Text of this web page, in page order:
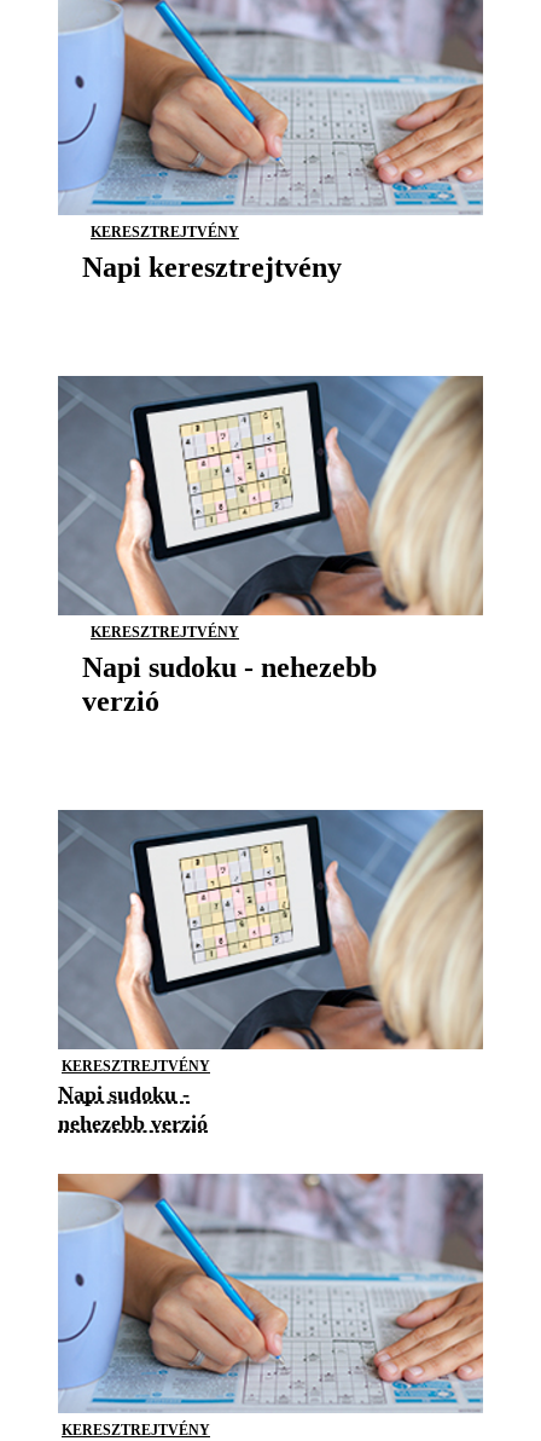
KERESZTREJTVÉNY
Napi keresztrejtvény
KERESZTREJTVÉNY
Napi sudoku - nehezebb
verzió
KERESZTREJTVÉNY
Napi sudoku -
nehezebb verzió
KERESZTREJTVÉNY